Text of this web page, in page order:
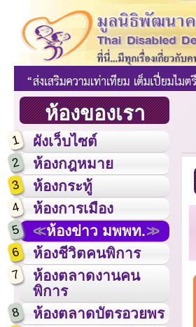
ห้องของเรา
1 ผังเว็บไซต์
2 ห้องกฎหมาย
3 ห้องกระทู้
4 ห้องการเมือง
5 ห้องข่าว มพพท.
6 ห้องชีวิตคนพิการ
7
ห้องตลาดงานคน
พิการ
8 ห้องตลาดบัตรอวยพร